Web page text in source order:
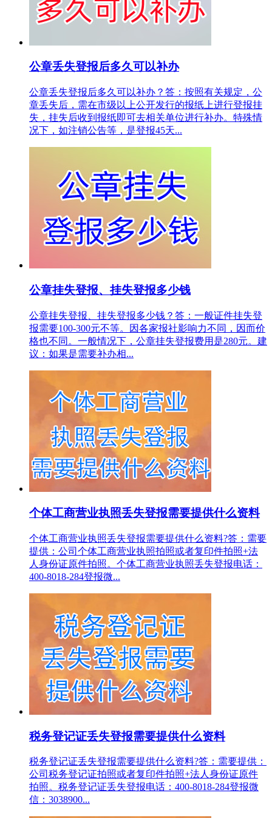
公章丢失登报后多久可以补办
公章丢失登报后多久可以补办？答：按照有关规定，公
章丢失后，需在市级以上公开发行的报纸上进行登报挂
失，挂失后收到报纸即可去相关单位进行补办。特殊情
况下，如注销公告等，是登报45天...
公章挂失登报、挂失登报多少钱
公章挂失登报、挂失登报多少钱？答：一般证件挂失登
报需要100-300元不等。因各家报社影响力不同，因而价
格也不同。一般情况下，公章挂失登报费用是280元。建
议：如果是需要补办相...
个体工商营业执照丢失登报需要提供什么资料
个体工商营业执照丢失登报需要提供什么资料?答：需要
提供：公司个体工商营业执照拍照或者复印件拍照+法
人身份证原件拍照。个体工商营业执照丢失登报电话：
400-8018-284登报微...
税务登记证丢失登报需要提供什么资料
税务登记证丢失登报需要提供什么资料?答：需要提供：
公司税务登记证拍照或者复印件拍照+法人身份证原件
拍照。税务登记证丢失登报电话：400-8018-284登报微
信：3038900...